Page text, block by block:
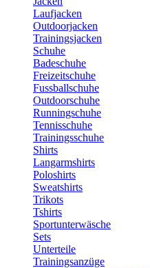
Laufjacken
Outdoorjacken
Trainingsjacken
Schuhe
Badeschuhe
Freizeitschuhe
Fussballschuhe
Outdoorschuhe
Runningschuhe
Tennisschuhe
Trainingsschuhe
Shirts
Langarmshirts
Poloshirts
Sweatshirts
Trikots
Tshirts
Sportunterwäsche
Sets
Unterteile
Trainingsanzüge